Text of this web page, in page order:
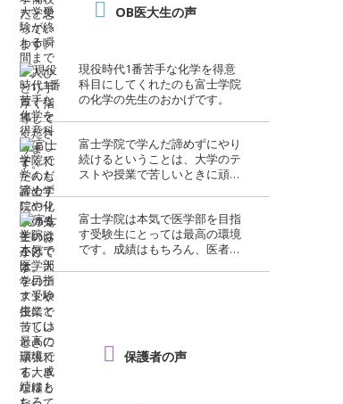
OB医大生の声
現役時代1番苦手な化学を得意
科目にしてくれたのも富士学院
の化学の先生のおかげです。
富士学院で学んだ諦めずにやり
続けるということは、大学のテ
ストや授業で苦しいときに頑張
士学院での経験がいきていま
す。
富士学院は本気で医学部を目指
す受験生にとっては最高の環境
です。成績はもちろん、医者に
保護者の声